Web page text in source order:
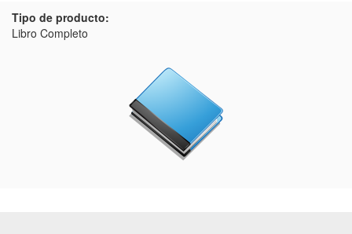
Tipo de producto:
Libro Completo